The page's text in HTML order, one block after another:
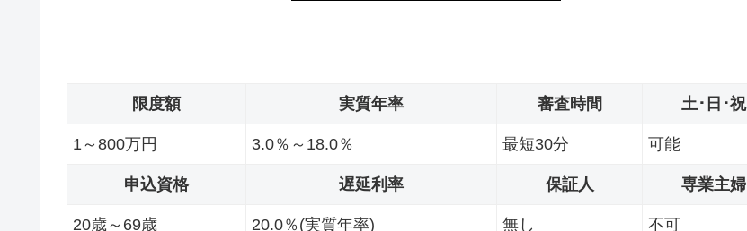
限度額 実質年率 審査時間 土･日･祝
1～800万円 3.0％～18.0％ 最短30分 可能
申込資格 遅延利率 保証人 専業主婦
20歳～69歳 20.0％(実質年率) 無し 不可